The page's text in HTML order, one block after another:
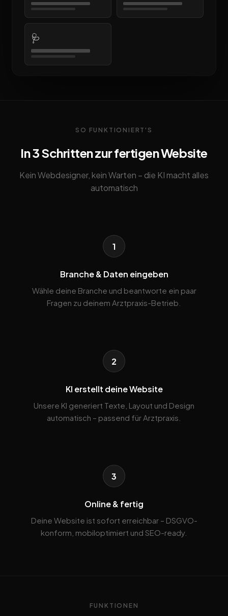
🩺
SO FUNKTIONIERT'S
In 3 Schritten zur fertigen Website
Kein Webdesigner, kein Warten – die KI macht alles
automatisch
1
Branche & Daten eingeben
Wähle deine Branche und beantworte ein paar
Fragen zu deinem Arztpraxis-Betrieb.
2
KI erstellt deine Website
Unsere KI generiert Texte, Layout und Design
automatisch – passend für Arztpraxis.
3
Online & fertig
Deine Website ist sofort erreichbar – DSGVO-
konform, mobiloptimiert und SEO-ready.
FUNKTIONEN